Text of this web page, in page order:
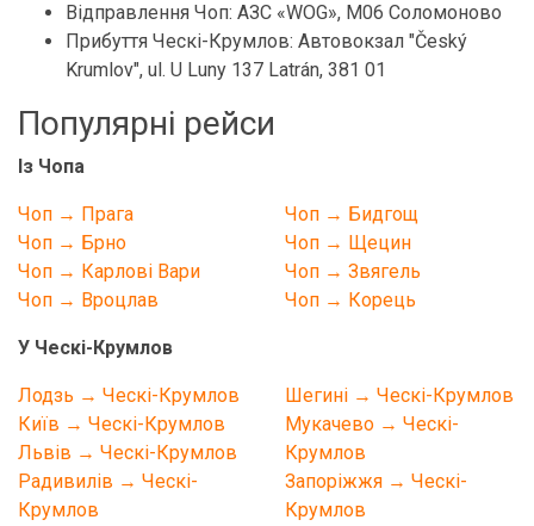
Відправлення Чоп: АЗС «WOG», М06 Соломоново
Прибуття Ческі-Крумлов: Автовокзал "Český
Krumlov", ul. U Luny 137 Latrán, 381 01
Популярні рейси
Із Чопа
Чоп → Прага
Чоп → Брно
Чоп → Карлові Вари
Чоп → Вроцлав
Чоп → Бидгощ
Чоп → Щецин
Чоп → Звягель
Чоп → Корець
У Ческі-Крумлов
Лодзь → Ческі-Крумлов
Київ → Ческі-Крумлов
Львів → Ческі-Крумлов
Радивилів → Ческі-
Крумлов
Шегині → Ческі-Крумлов
Мукачево → Ческі-
Крумлов
Запоріжжя → Ческі-
Крумлов